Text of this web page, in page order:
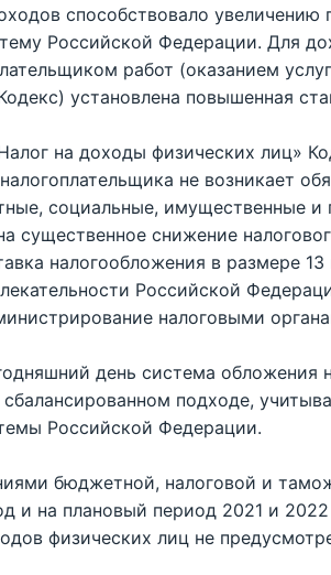
способствовало увеличению
Российской Федерации. Для
работ (оказанием
установлена повышенная
на доходы физических лиц»
не возникает
социальные, имущественные
существенное снижение
налогообложения в размере
Российской
налоговыми
день система обложения
сбалансированном подходе,
Российской Федерации.
бюджетной, налоговой и
и на плановый период 2021 и
физических лиц не